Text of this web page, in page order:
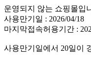
운영되지 않는 쇼핑몰입
사용만기일 : 2026/04/18
마지막접속허용기간 :
사용만기일에서 20일이